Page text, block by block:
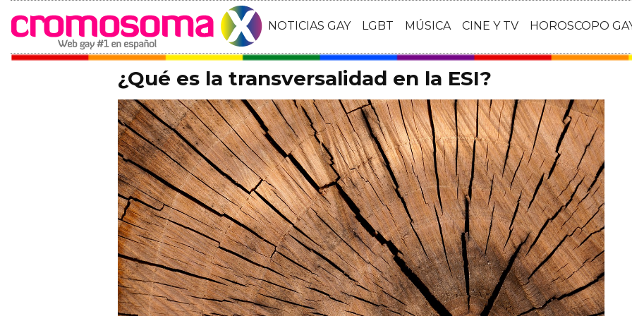
NOTICIAS GAY LGBT MÚSICA CINE Y TV HOROSCOPO
¿Qué es la transversalidad en la ESI?